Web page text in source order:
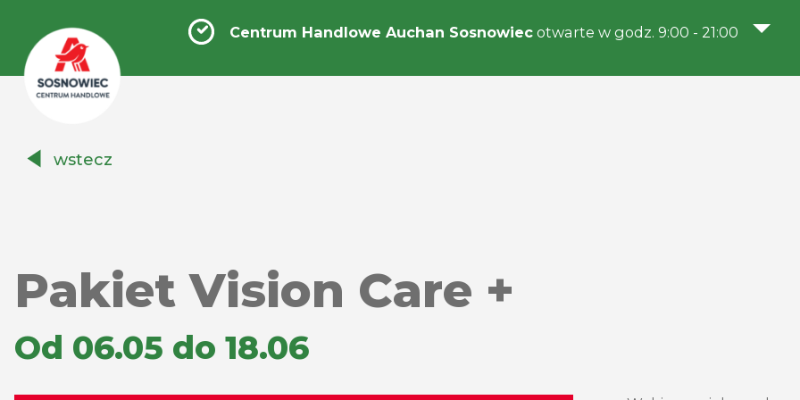
Handlowe
Centrum Handlowe Auchan Sosnowiec otwarte w godz. 9:00 - 21:00
wstecz
Pakiet Vision Care +
Od 06.05 do 18.06